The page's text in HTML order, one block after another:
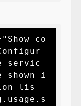
co
servic
shown i
lis